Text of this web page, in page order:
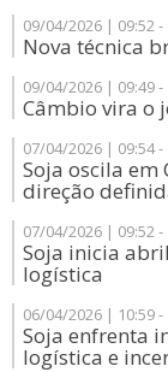
09/04/2026 | 09:52 -
Nova técnica
09/04/2026 | 09:49 -
Câmbio vira o
07/04/2026 | 09:54 -
Soja oscila em
direção
07/04/2026 | 09:52 -
Soja inicia
logística
06/04/2026 | 10:59 -
Soja enfrenta
logística e